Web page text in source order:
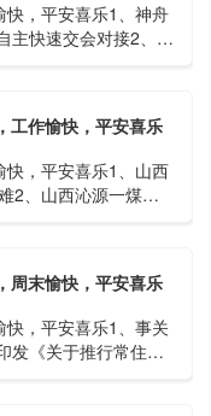
，平安喜乐1、神舟
主快速交会对接2、山
工作愉快，平安喜乐
，平安喜乐1、山西
2、山西沁源一煤矿
周末愉快，平安喜乐
，平安喜乐1、事关
发《关于推行常住地